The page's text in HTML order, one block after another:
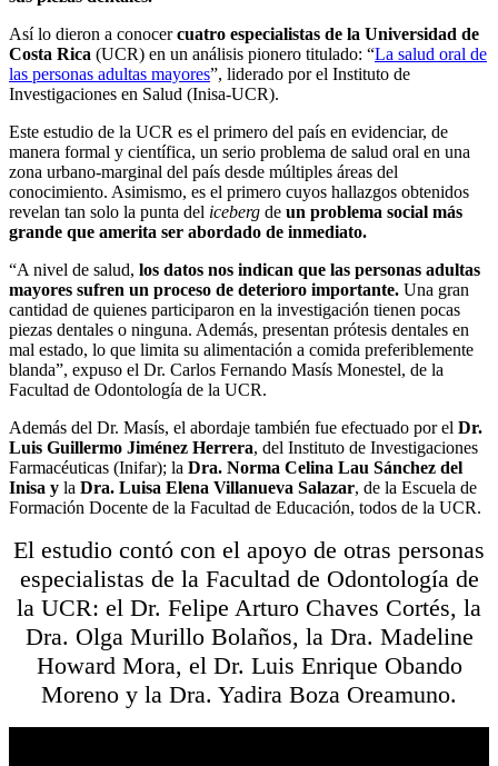
Así lo dieron a conocercuatro especialistas de la Universidad de
Costa Rica (UCR) en un análisis pionero titulado: “La salud oral de
las personas adultas mayores”, liderado por el Instituto de
Investigaciones en Salud (Inisa-UCR).
Este estudio de la UCR es el primero del país en evidenciar, de
manera formal y científica, un serio problema de salud oral en una
zona urbano-marginal del país desde múltiples áreas del
conocimiento. Asimismo, es el primero cuyos hallazgos obtenidos
revelan tan solo la punta del iceberg de un problema social más
grande que amerita ser abordado de inmediato.
“A nivel de salud, los datos nos indican que las personas adultas
mayores sufren un proceso de deterioro importante. Una gran
cantidad de quienes participaron en la investigación tienen pocas
piezas dentales o ninguna. Además, presentan prótesis dentales en
mal estado, lo que limita su alimentación a comida preferiblemente
blanda”, expuso el Dr. Carlos Fernando Masís Monestel, de la
Facultad de Odontología de la UCR.
Además del Dr. Masís, el abordaje también fue efectuado por el Dr.
Luis Guillermo Jiménez Herrera, del Instituto de Investigaciones
Farmacéuticas (Inifar); la Dra. Norma Celina Lau Sánchez del
Inisa y la Dra. Luisa Elena Villanueva Salazar, de la Escuela de
Formación Docente de la Facultad de Educación, todos de la UCR.
El estudio contó con el apoyo de otras personas
especialistas de la Facultad de Odontología de
la UCR: el Dr. Felipe Arturo Chaves Cortés, la
Dra. Olga Murillo Bolaños, la Dra. Madeline
Howard Mora, el Dr. Luis Enrique Obando
Moreno y la Dra. Yadira Boza Oreamuno.